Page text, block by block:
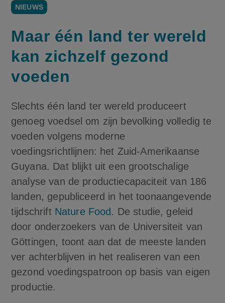
NIEUWS
Maar één land ter wereld
kan zichzelf gezond
voeden
Slechts één land ter wereld produceert
genoeg voedsel om zijn bevolking volledig te
voeden volgens moderne
voedingsrichtlijnen: het Zuid-Amerikaanse
Guyana. Dat blijkt uit een grootschalige
analyse van de productiecapaciteit van 186
landen, gepubliceerd in het toonaangevende
tijdschrift Nature Food . De studie, geleid
door onderzoekers van de Universiteit van
Göttingen, toont aan dat de meeste landen
ver achterblijven in het realiseren van een
gezond voedingspatroon op basis van eigen
productie.